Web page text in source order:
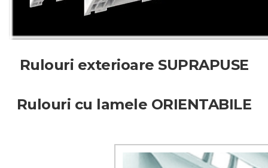
Rulouri exterioare SUPRAPUSE
Rulouri cu lamele ORIENTABILE